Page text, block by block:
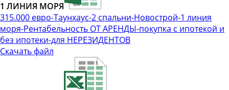
1 ЛИНИЯ МОРЯ
315.000 евро-Таунхаус-2 спальни-Новострой-1 линия
моря-Рентабельность ОТ АРЕНДЫ-покупка с ипотекой и
без ипотеки-для НЕРЕЗИДЕНТОВ
Скачать файл